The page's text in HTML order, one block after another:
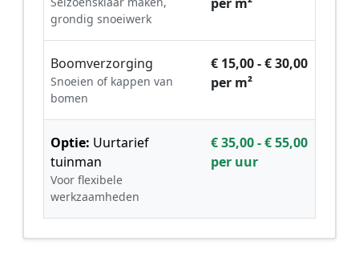
grondig snoeiwerk
Boomverzorging
Snoeien of kappen van
bomen
€ 15,00 - € 30,00
per m²
Optie: Uurtarief
tuinman
Voor flexibele
werkzaamheden
€ 35,00 - € 55,00
per uur